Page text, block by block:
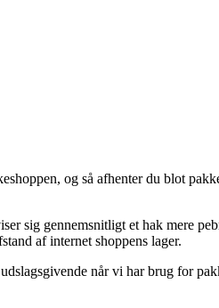
og så afhenter du blot
sig gennemsnitligt et hak mere
af internet shoppens lager.
når vi har brug for